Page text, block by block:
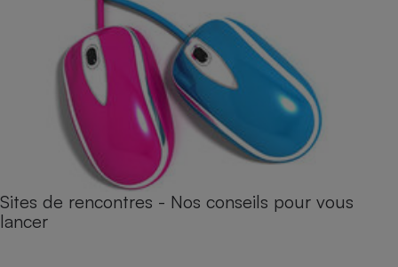
Sites de rencontres - Nos conseils pour vous
lancer